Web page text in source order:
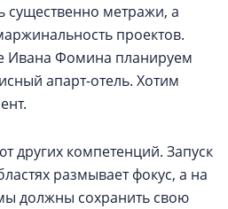
существенно метражи, а
проектов.
Ивана Фомина планируем
апарт-отель. Хотим
других компетенций. Запуск
размывает фокус, а на
должны сохранить свою